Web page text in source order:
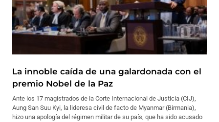
La innoble caída de una galardonada con el
premio Nobel de la Paz
Ante los 17 magistrados de la Corte Internacional de Justicia (CIJ),
Aung San Suu Kyi, la lideresa civil de facto de Myanmar (Birmania),
hizo una apología del régimen militar de su país, que ha sido acusado